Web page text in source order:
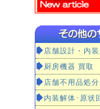
店舗設計・内
厨房機器 買取
店舗不用品処分
内装解体･原状